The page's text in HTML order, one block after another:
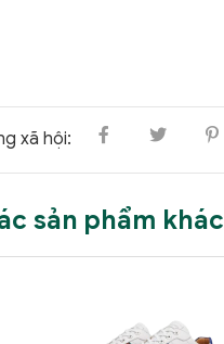
xã hội:
sản phẩm khác